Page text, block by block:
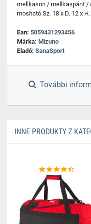
mellkason / mellkaspánt /
mosható Sz. 18 x D. 12 x
Ean: 5059431293456
Márka: Mizuno
Eladó: SanaSport
További
INNE PRODUKTY Z